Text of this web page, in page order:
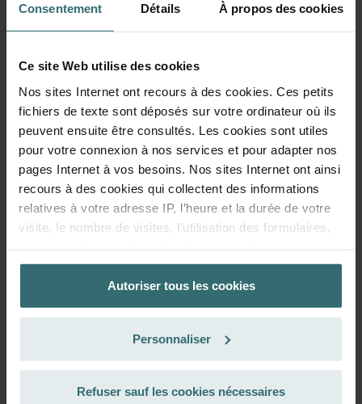
Consentement Détails À propos des cookies
Ce site Web utilise des cookies
Nos sites Internet ont recours à des cookies. Ces petits
fichiers de texte sont déposés sur votre ordinateur où ils
peuvent ensuite être consultés. Les cookies sont utiles
pour votre connexion à nos services et pour adapter nos
pages Internet à vos besoins. Nos sites Internet ont ainsi
recours à des cookies qui collectent des informations
relatives à votre adresse IP, l’heure et la durée de votre
visite, le nombre de visites, l’utilisation des formulaires,
réglages concernant les favoris sur nos sites Internet. La
durée de stockage des cookies est variable.
cookies est l’art. 6, par. 1, al. 1 let. f du Règlement
général de l’UE sur la protection des données, ainsi que
Autoriser tous les cookies
Personnaliser
Refuser sauf les cookies nécessaires
S’abonner et repasser des commandes automatiquement et
particuliers)
EUR
114.16 134.31
hors frais d’expédition
S’abonner